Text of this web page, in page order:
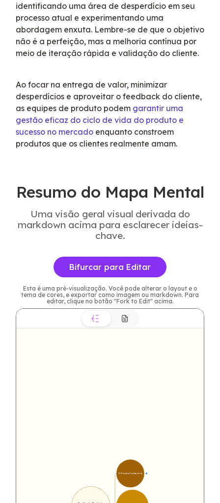
identificando uma área de desperdício em seu
processo atual e experimentando uma
abordagem enxuta. Lembre-se de que o objetivo
não é a perfeição, mas a melhoria contínua por
meio de iteração rápida e validação do cliente.
Ao focar na entrega de valor, minimizar
desperdícios e aproveitar o feedback do cliente,
as equipes de produto podem garantir uma
gestão eficaz do ciclo de vida do produto e
sucesso no mercado enquanto constroem
produtos que os clientes realmente amam.
Resumo do Mapa Mental
Uma visão geral visual derivada do
markdown acima para esclarecer ideias-
chave.
Bifurcar para Editar
Esta é uma pré-visualização. Você pode alterar o layout e o
tema de cores, e exportar como imagem ou markdown. Para
editar, clique no botão "Fork to Edit" acima.
🎯 Princípios Fundamentais 9